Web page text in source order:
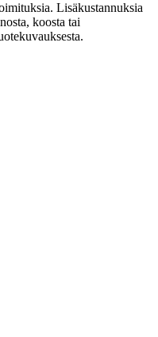
Lisäkustannuksia
koosta tai